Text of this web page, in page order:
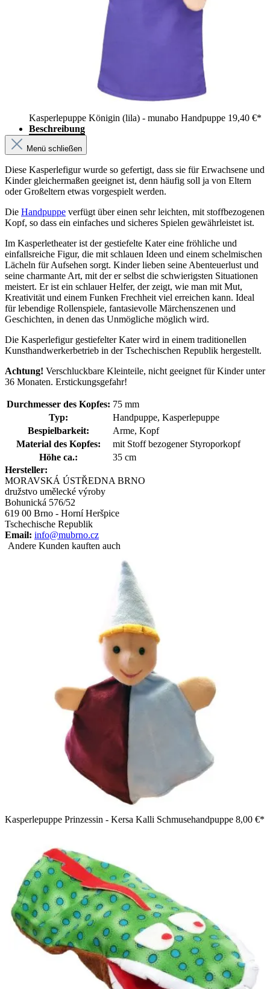
Kasperlepuppe Königin (lila) - munabo Handpuppe 19,40 €*
Beschreibung
Menü schließen
Diese Kasperlefigur wurde so gefertigt, dass sie für Erwachsene und
Kinder gleichermaßen geeignet ist, denn häufig soll ja von Eltern
oder Großeltern etwas vorgespielt werden.
Die Handpuppe verfügt über einen sehr leichten, mit stoffbezogenen
Kopf, so dass ein einfaches und sicheres Spielen gewährleistet ist.
Im Kasperletheater ist der gestiefelte Kater eine fröhliche und
einfallsreiche Figur, die mit schlauen Ideen und einem schelmischen
Lächeln für Aufsehen sorgt. Kinder lieben seine Abenteuerlust und
seine charmante Art, mit der er selbst die schwierigsten Situationen
meistert. Er ist ein schlauer Helfer, der zeigt, wie man mit Mut,
Kreativität und einem Funken Frechheit viel erreichen kann. Ideal
für lebendige Rollenspiele, fantasievolle Märchenszenen und
Geschichten, in denen das Unmögliche möglich wird.
Die Kasperlefigur gestiefelter Kater wird in einem traditionellen
Kunsthandwerkerbetrieb in der Tschechischen Republik hergestellt.
Achtung! Verschluckbare Kleinteile, nicht geeignet für Kinder unter
36 Monaten. Erstickungsgefahr!
Durchmesser des Kopfes: 75 mm
Typ:
Handpuppe, Kasperlepuppe
Bespielbarkeit:
Arme, Kopf
Material des Kopfes:
mit Stoff bezogener Styroporkopf
Höhe ca.:
35 cm
Hersteller:
MORAVSKÁ ÚSTŘEDNA BRNO
družstvo umělecké výroby
Bohunická 576/52
619 00 Brno - Horní Heršpice
Tschechische Republik
Email: info@mubrno.cz
Andere Kunden kauften auch
Kasperlepuppe Prinzessin - Kersa Kalli Schmusehandpuppe 8,00 €*